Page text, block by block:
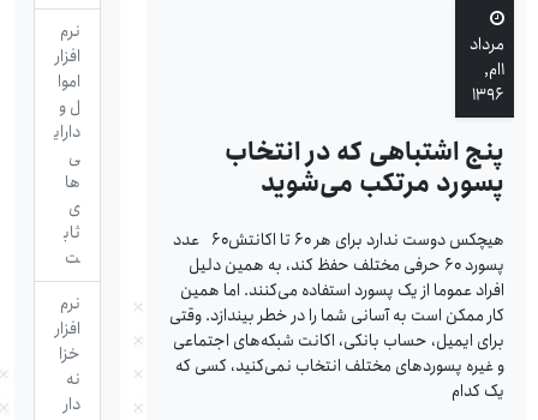
مرداد
۱ام,
۱۳۹۶
پنج اشتباهی که در انتخاب
پسورد مرتکب می‌شوید
هیچ­کس دوست ندارد برای هر ۶۰ تا اکانتش۶۰ عدد
پسورد ۶۰ حرفی مختلف حفظ کند، به همین دلیل
افراد عموما از یک پسورد استفاده می‌کنند. اما همین
کار ممکن است به آسانی شما را در خطر بیندازد. وقتی
برای ایمیل، حساب بانکی، اکانت شبکه‌های اجتماعی
و غیره پسوردهای مختلف انتخاب نمی‌کنید، کسی که
یک کدام
نرم
افزار
اموا
ل و
دارای
ی
ها
ی
ثاب
ت
نرم
افزار
خزا
نه
دار